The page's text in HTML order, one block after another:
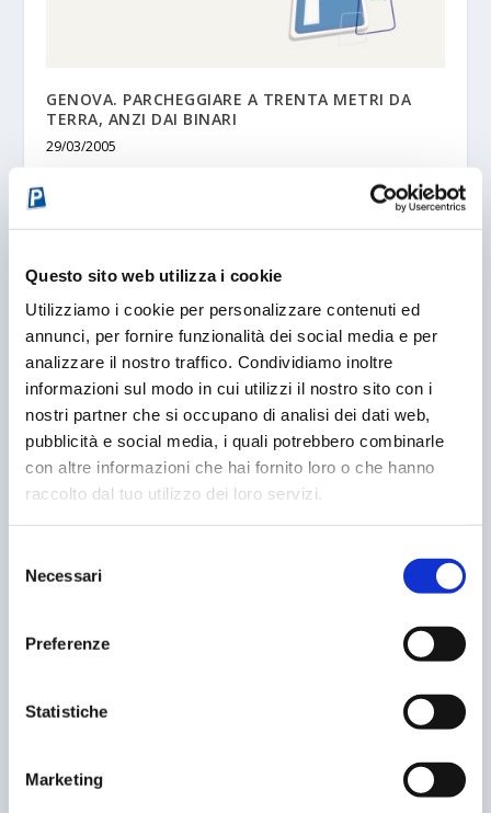
Questo sito web utilizza i cookie
Utilizziamo i cookie per personalizzare contenuti ed
annunci, per fornire funzionalità dei social media e per
analizzare il nostro traffico. Condividiamo inoltre
informazioni sul modo in cui utilizzi il nostro sito con i
nostri partner che si occupano di analisi dei dati web,
pubblicità e social media, i quali potrebbero combinarle
con altre informazioni che hai fornito loro o che hanno
raccolto dal tuo utilizzo dei loro servizi.
delNecessari
Preferenze
Statistiche
Marketing
GENOVA. PARCHEGGIARE A TRENTA METRI DA
TERRA, ANZI DAI BINARI
29/03/2005
IMOLA: TROPPI PARCHEGGI STROPPIANO
27/01/2011
PESCARA SI RINNOVA COL PARCHEGGIO
MULTIPIANO